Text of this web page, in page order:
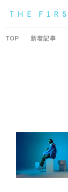
TOP 新着記事